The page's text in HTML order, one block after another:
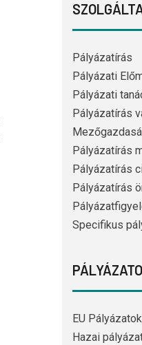
Pályázatírás
Pályázati
Pályázati
Pályázatírás
Pályázatírás
Pályázatírás
Pályázatírás
Specifikus
EU
Hazai